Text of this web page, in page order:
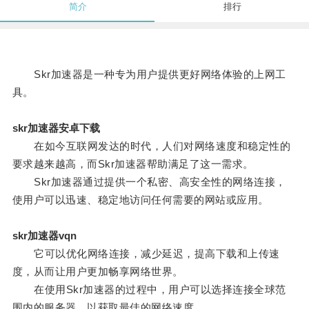
简介 排行
Skr加速器是一种专为用户提供更好网络体验的上网工
具。
skr加速器安卓下载
在如今互联网发达的时代，人们对网络速度和稳定性的
要求越来越高，而Skr加速器帮助满足了这一需求。
Skr加速器通过提供一个私密、高安全性的网络连接，
使用户可以迅速、稳定地访问任何需要的网站或应用。
skr加速器vqn
它可以优化网络连接，减少延迟，提高下载和上传速
度，从而让用户更加畅享网络世界。
在使用Skr加速器的过程中，用户可以选择连接全球范